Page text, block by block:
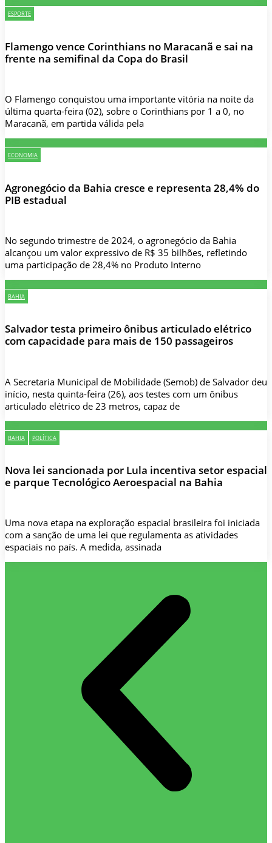
ESPORTE
Flamengo vence Corinthians no Maracanã e sai na
frente na semifinal da Copa do Brasil
O Flamengo conquistou uma importante vitória na noite da
última quarta-feira (02), sobre o Corinthians por 1 a 0, no
Maracanã, em partida válida pela
ECONOMIA
Agronegócio da Bahia cresce e representa 28,4% do
PIB estadual
No segundo trimestre de 2024, o agronegócio da Bahia
alcançou um valor expressivo de R$ 35 bilhões, refletindo
uma participação de 28,4% no Produto Interno
BAHIA
Salvador testa primeiro ônibus articulado elétrico
com capacidade para mais de 150 passageiros
A Secretaria Municipal de Mobilidade (Semob) de Salvador deu
início, nesta quinta-feira (26), aos testes com um ônibus
articulado elétrico de 23 metros, capaz de
BAHIA POLÍTICA
Nova lei sancionada por Lula incentiva setor espacial
e parque Tecnológico Aeroespacial na Bahia
Uma nova etapa na exploração espacial brasileira foi iniciada
com a sanção de uma lei que regulamenta as atividades
espaciais no país. A medida, assinada